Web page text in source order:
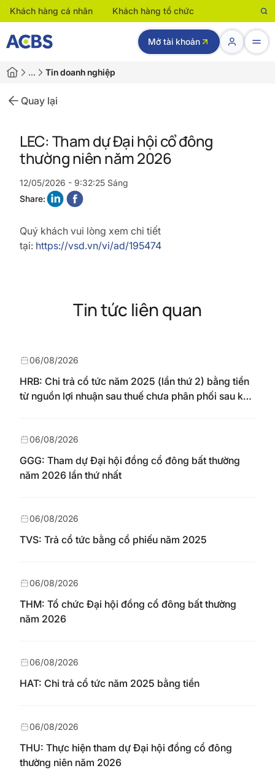
Khách hàng cá nhân Khách hàng tổ chức
Mở tài khoản
… Tin doanh nghiệp
Quay lại
LEC: Tham dự Đại hội cổ đông
thường niên năm 2026
12/05/2026 - 9:32:25 Sáng
Share:
Quý khách vui lòng xem chi tiết
tại: https://vsd.vn/vi/ad/195474
Tin tức liên quan
HRB: Chi trả cổ tức năm 2025 (lần thứ 2) bằng tiền
từ nguồn lợi nhuận sau thuế chưa phân phối sau khi
ngày 04/08/2026
06/08/2026
GGG: Tham dự Đại hội đồng cổ đông bất thường
năm 2026 lần thứ nhất
06/08/2026
TVS: Trả cổ tức bằng cổ phiếu năm 2025
06/08/2026
THM: Tổ chức Đại hội đồng cổ đông bất thường
năm 2026
06/08/2026
HAT: Chi trả cổ tức năm 2025 bằng tiền
06/08/2026
THU: Thực hiện tham dự Đại hội đồng cổ đông
thường niên năm 2026
06/08/2026